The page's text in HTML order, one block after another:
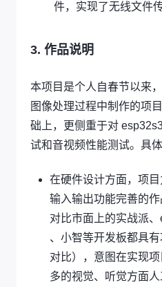
件，实现了无线文件
3. 作品说明
本项目是个人自春节以来
图像处理过程中制作的项
础上，更侧重于对
试和音视频性能测试。具体
在硬件设计方面，项
输入输出功能完善的
对比市面上的实战派
、小智等开发板都具
对比），意图在实现
多的视觉、听觉方面人